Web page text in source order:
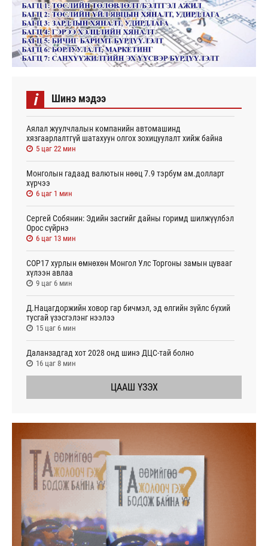
i Шинэ мэдээ
Аялал жуулчлалын компанийн автомашинд
хязгаарлалтгүй шатахуун олгох зохицуулалт хийж байна
5 цаг 22 мин
Монголын гадаад валютын нөөц 7.9 тэрбум ам.долларт
хүрчээ
6 цаг 1 мин
Сергей Собянин: Эдийн засгийг дайны горимд шилжүүлбэл
Орос сүйрнэ
6 цаг 13 мин
COP17 хурлын өмнөхөн Монгол Улс Торгоны замын цувааг
хүлээн авлаа
9 цаг 6 мин
Д.Нацагдоржийн ховор гар бичмэл, эд өлгийн зүйлс бүхий
тусгай үзэсгэлэнг нээлээ
15 цаг 6 мин
Даланзадгад хот 2028 онд шинэ ДЦС-тай болно
16 цаг 8 мин
ЦААШ ҮЗЭХ